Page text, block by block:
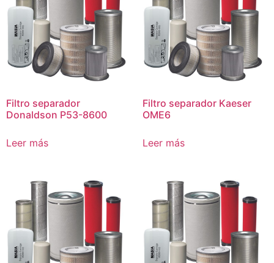
Filtro separador
Donaldson P53-8600
Leer más
Filtro separador Kaeser
OME6
Leer más